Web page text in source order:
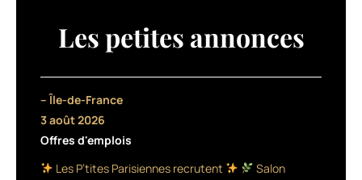
chevelures
indomptables,
volumineuses
Les petites annonces
– Île-de-France
3 août 2026
Offres d'emplois
Les P’tites Parisiennes recrutent
Salon